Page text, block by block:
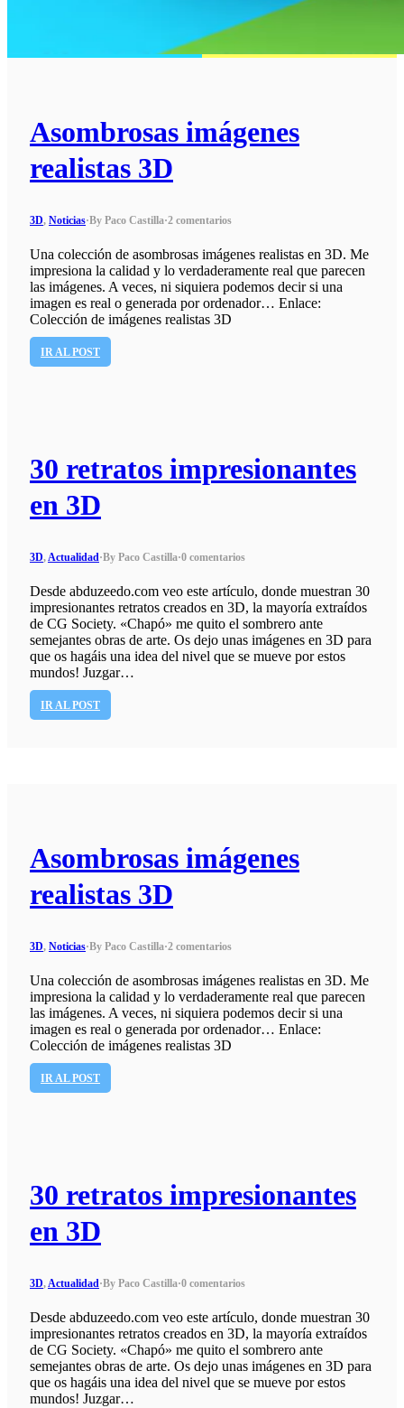
Asombrosas imágenes
realistas 3D
3D, Noticias·By Paco Castilla·2 comentarios
Una colección de asombrosas imágenes realistas en 3D. Me
impresiona la calidad y lo verdaderamente real que parecen
las imágenes. A veces, ni siquiera podemos decir si una
imagen es real o generada por ordenador… Enlace:
Colección de imágenes realistas 3D
IR AL POST
30 retratos impresionantes
en 3D
3D,Actualidad·By Paco Castilla·0 comentarios
Desde abduzeedo.com veo este artículo, donde muestran 30
impresionantes retratos creados en 3D, la mayoría extraídos
de CG Society. «Chapó» me quito el sombrero ante
semejantes obras de arte. Os dejo unas imágenes en 3D para
que os hagáis una idea del nivel que se mueve por estos
mundos! Juzgar…
IR AL POST
Asombrosas imágenes
realistas 3D
3D, Noticias·By Paco Castilla·2 comentarios
Una colección de asombrosas imágenes realistas en 3D. Me
impresiona la calidad y lo verdaderamente real que parecen
las imágenes. A veces, ni siquiera podemos decir si una
imagen es real o generada por ordenador… Enlace:
Colección de imágenes realistas 3D
IR AL POST
30 retratos impresionantes
en 3D
3D,Actualidad·By Paco Castilla·0 comentarios
Desde abduzeedo.com veo este artículo, donde muestran 30
impresionantes retratos creados en 3D, la mayoría extraídos
de CG Society. «Chapó» me quito el sombrero ante
semejantes obras de arte. Os dejo unas imágenes en 3D para
que os hagáis una idea del nivel que se mueve por estos
mundos! Juzgar…